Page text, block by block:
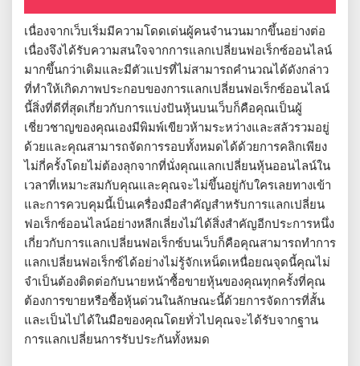
เนื่องจากเว็บเริ่มมีความโดดเด่นผู้คนจำนวนมากขึ้นอย่างต่อ
เนื่องจึงได้รับความสนใจจากการแลกเปลี่ยนฟอเร็กซ์ออนไลน์
มากขึ้นกว่าเดิมและมีตัวแปรที่ไม่สามารถคำนวณได้ดังกล่าว
ที่ทำให้เกิดภาพประกอบของการแลกเปลี่ยนฟอเร็กซ์ออนไลน์
นี้สิ่งที่ดีที่สุดเกี่ยวกับการแบ่งปันหุ้นบนเว็บก็คือคุณเป็นผู้
เชี่ยวชาญของคุณเองมีพิมพ์เขียวห้ามระหว่างและสลัวรวมอยู่
ด้วยและคุณสามารถจัดการรอบทั้งหมดได้ด้วยการคลิกเพียง
ไม่กี่ครั้งโดยไม่ต้องลุกจากที่นั่งคุณแลกเปลี่ยนหุ้นออนไลน์ใน
เวลาที่เหมาะสมกับคุณและคุณจะไม่ขึ้นอยู่กับใครเลยทางเข้า
และการควบคุมนี้เป็นเครื่องมือสำคัญสำหรับการแลกเปลี่ยน
ฟอเร็กซ์ออนไลน์อย่างหลีกเลี่ยงไม่ได้สิ่งสำคัญอีกประการหนึ่ง
เกี่ยวกับการแลกเปลี่ยนฟอเร็กซ์บนเว็บก็คือคุณสามารถทำการ
แลกเปลี่ยนฟอเร็กซ์ได้อย่างไม่รู้จักเหน็ดเหนื่อยณจุดนี้คุณไม่
จำเป็นต้องติดต่อกับนายหน้าซื้อขายหุ้นของคุณทุกครั้งที่คุณ
ต้องการขายหรือซื้อหุ้นด่วนในลักษณะนี้ด้วยการจัดการที่สั้น
และเป็นไปได้ในมือของคุณโดยทั่วไปคุณจะได้รับจากฐาน
การแลกเปลี่ยนการรับประกันทั้งหมด